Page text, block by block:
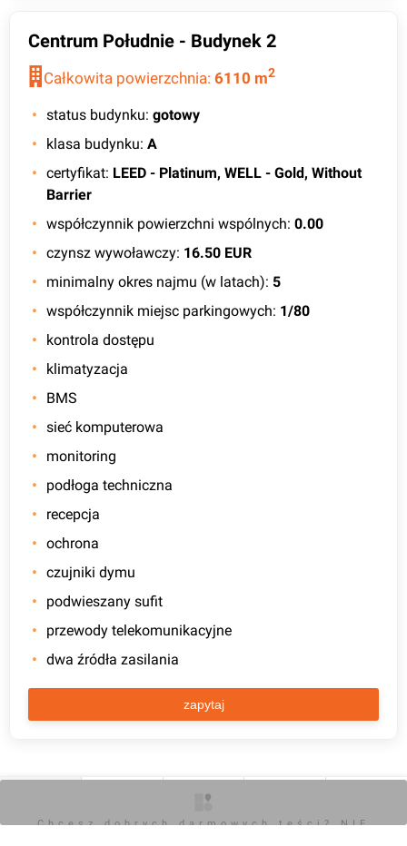
Centrum Południe - Budynek 2
zapytaj
Całkowita powierzchnia: 6110 m2
status budynku: gotowy
klasa budynku: A
certyfikat: LEED - Platinum, WELL - Gold, Without
Barrier
współczynnik powierzchni wspólnych: 0.00
czynsz wywoławczy: 16.50 EUR
minimalny okres najmu (w latach): 5
współczynnik miejsc parkingowych: 1/80
kontrola dostępu
klimatyzacja
BMS
sieć komputerowa
monitoring
podłoga techniczna
recepcja
ochrona
czujniki dymu
podwieszany sufit
przewody telekomunikacyjne
dwa źródła zasilania
ZDJĘCIA Z BUDOWY I WIZUALIZACJE CENTRUM
Chcesz dobrych darmowych teści? NIE